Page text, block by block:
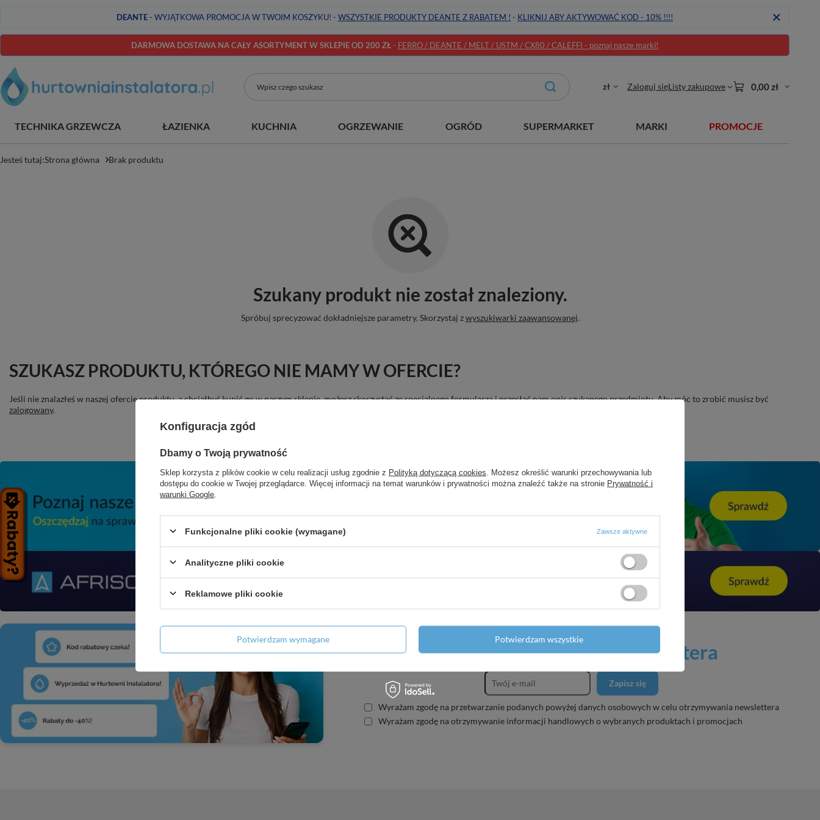
DEANTE- WYJĄTKOWA PROMOCJA W TWOIM KOSZYKU! - WSZYSTKIE PRODUKTY DEANTE Z RABATEM ! - KLIKNIJ ABY AKTYWOWAĆ KOD - 10% !!!!
DARMOWA DOSTAWA NA CAŁY ASORTYMENT W SKLEPIE OD 200 ZŁ- FERRO / DEANTE / MELT / USTM / CX80 / CALEFFI - poznaj nasze marki!
zł Zaloguj sięListy zakupowe 0,00 zł
TECHNIKA GRZEWCZA ŁAZIENKA KUCHNIA OGRZEWANIE OGRÓD SUPERMARKET MARKI PROMOCJE
Jesteś tutaj:Strona główna Brak produktu
Szukany produkt nie został znaleziony.
Spróbuj sprecyzować dokładniejsze parametry. Skorzystaj zwyszukiwarki zaawansowanej.
SZUKASZ PRODUKTU, KTÓREGO NIE MAMY W OFERCIE?
Jeśli nie znalazłeś w naszej ofercie produktu, a chciałbyś kupić go w naszym sklepie, możesz skorzystać ze specjalnego formularza i przesłać nam opis szukanego przedmiotu. Aby móc to zrobić musisz być
zalogowany.
Zapisz się do naszego newslettera
Zapisz się
Wyrażam zgodę na przetwarzanie podanych powyżej danych osobowych w celu otrzymywania newslettera
Wyrażam zgodę na otrzymywanie informacji handlowych o wybranych produktach i promocjach
Konfiguracja zgód
Dbamy o Twoją prywatność
Sklep korzysta z plików cookie w celu realizacji usług zgodnie z Polityką dotyczącą cookies . Możesz określić warunki przechowywania lub
dostępu do cookie w Twojej przeglądarce. Więcej informacji na temat warunków i prywatności można znaleźć także na stronie Prywatność i
warunki Google
Funkcjonalne pliki cookie (wymagane) Zawsze aktywne
Analityczne pliki cookie
Reklamowe pliki cookie
Potwierdzam wymagane Potwierdzam wszystkie